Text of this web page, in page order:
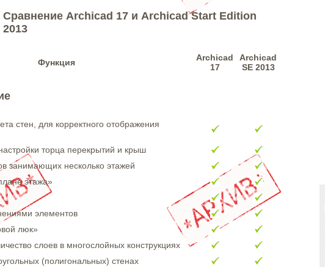
Сравнение Archicad 17 и Archicad Start Edition
2013
Функция
Archicad
17
Archicad
SE 2013
стен, для корректного отображения
торца перекрытий и крыш
занимающих несколько этажей
этажа»
элементов
люк»
слоев в многослойных конструкциях
(полигональных) стенах